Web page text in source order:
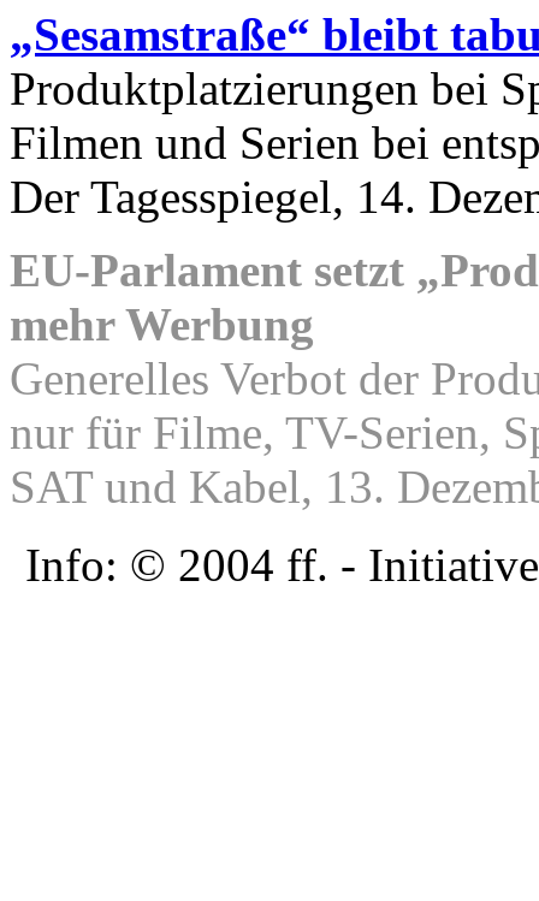
„Sesamstraße“ bleibt
Produktplatzierungen bei
Filmen und Serien bei
Der Tagesspiegel, 14.
EU-Parlament setzt
mehr Werbung
Generelles Verbot der
nur für Filme, TV-Serien,
SAT und Kabel, 13.
Info: © 2004 ff. -